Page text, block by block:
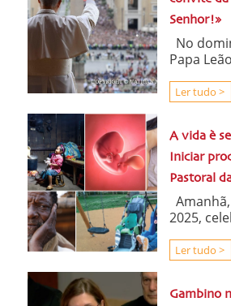
Senhor!»
No
Papa
Ler tudo >
A vida è
Iniciar
Pastoral
2025,
Ler tudo >
Gambino